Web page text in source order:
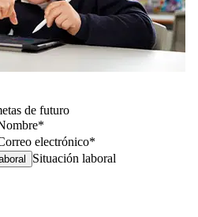
de futuro
electrónico*
Situación laboral